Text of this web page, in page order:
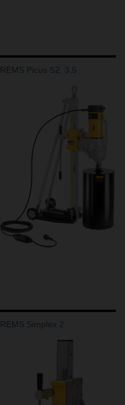
REMS Picus S2, 3,5
REMS Simplex 2